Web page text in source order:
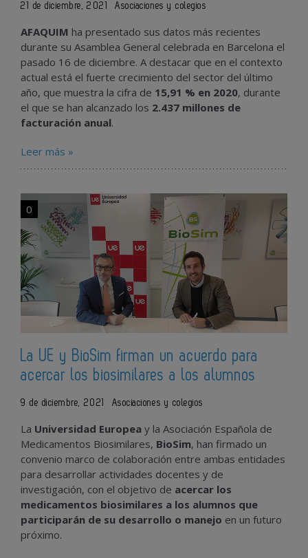
21 de diciembre, 2021 Asociaciones y colegios
AFAQUIM ha presentado sus datos más recientes
durante su Asamblea General celebrada en Barcelona el
pasado 16 de diciembre. A destacar que en el contexto
actual está el fuerte crecimiento del sector del último
año, que muestra la cifra de 15,91 % en 2020, durante
el que se han alcanzado los 2.437 millones de
facturación anual.
Leer más »
0
La UE y BioSim firman un acuerdo para
acercar los biosimilares a los alumnos
9 de diciembre, 2021 Asociaciones y colegios
La Universidad Europea y la Asociación Española de
Medicamentos Biosimilares, BioSim, han firmado un
convenio marco de colaboración entre ambas entidades
para desarrollar actividades docentes y de
investigación, con el objetivo de acercar los
medicamentos biosimilares a los alumnos que
participarán de su desarrollo o manejo en un futuro
próximo.